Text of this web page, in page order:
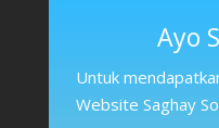
Ayo
Untuk
Website Saghay